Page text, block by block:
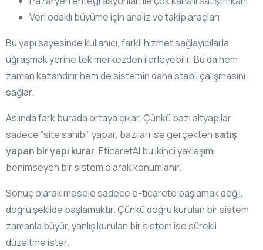
Veri odaklı büyüme için analiz ve takip araçları
Bu yapı sayesinde kullanıcı, farklı hizmet sağlayıcılarla
uğraşmak yerine tek merkezden ilerleyebilir. Bu da hem
zaman kazandırır hem de sistemin daha stabil çalışmasını
sağlar.
Aslında fark burada ortaya çıkar. Çünkü bazı altyapılar
sadece “site sahibi” yapar, bazıları ise gerçekten satış
yapan bir yapı kurar. EticaretAI bu ikinci yaklaşımı
benimseyen bir sistem olarak konumlanır.
Sonuç olarak mesele sadece e-ticarete başlamak değil,
doğru şekilde başlamaktır. Çünkü doğru kurulan bir sistem
zamanla büyür, yanlış kurulan bir sistem ise sürekli
düzeltme ister.